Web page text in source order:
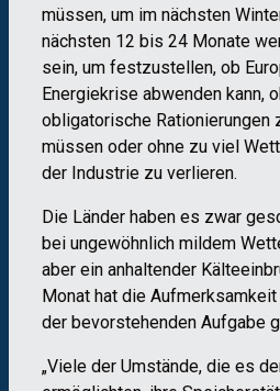
müssen, um im nächsten
nächsten 12 bis 24 Monate
sein, um festzustellen, ob
Energiekrise abwenden kann,
obligatorische Rationierungen
müssen oder ohne zu viel
der Industrie zu verlieren.
Die Länder haben es zwar
bei ungewöhnlich mildem
aber ein anhaltender
Monat hat die
der bevorstehenden Aufgabe
„Viele der Umstände, die es